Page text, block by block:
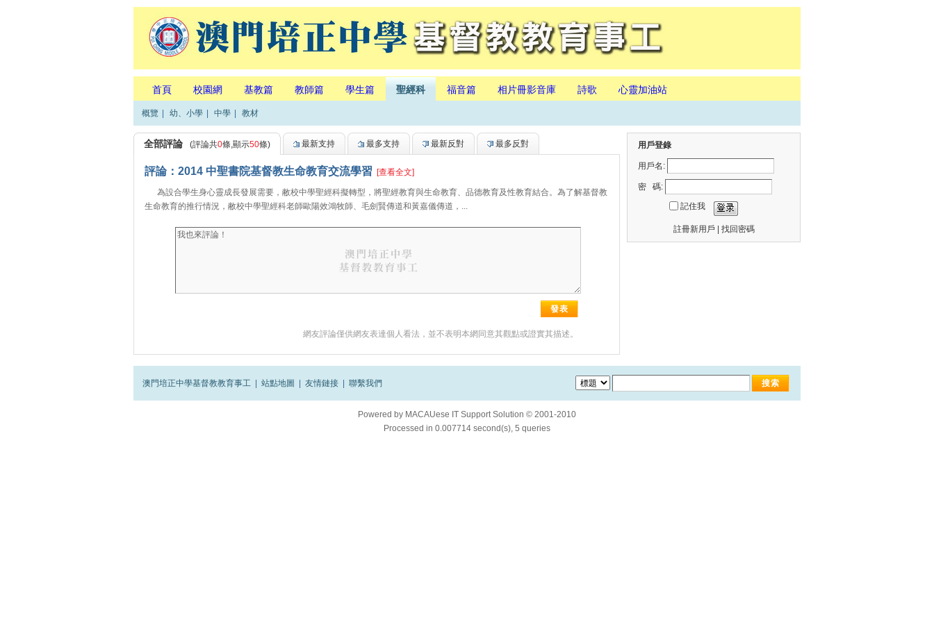
首頁 校園網 基教篇 教師篇 學生篇 聖經科 福音篇 相片冊影音庫 詩歌 心靈加油站
概覽 幼、小學 中學 教材
全部評論 (評論共0條,顯示50條) 最新支持 最多支持 最新反對 最多反對
評論：2014 中聖書院基督教生命教育交流學習 [查看全文]
為設合學生身心靈成長發展需要，敝校中學聖經科擬轉型，將聖經教育與生命教育、品德教育及性教育結合。為了解基督教
生命教育的推行情況，敝校中學聖經科老師歐陽效鴻牧師、毛劍賢傳道和黃嘉儀傳道，...
網友評論僅供網友表達個人看法，並不表明本網同意其觀點或證實其描述。
用戶登錄
用戶名:
密 碼:
記住我
註冊新用戶 找回密碼
澳門培正中學基督教教育事工 站點地圖 友情鏈接 聯繫我們
Powered by MACAUese IT Support Solution © 2001-2010
Processed in 0.007714 second(s), 5 queries